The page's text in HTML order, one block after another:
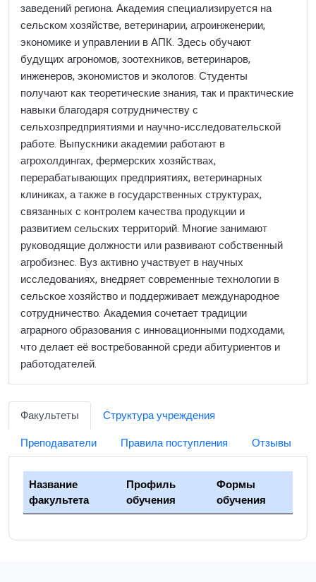
заведений региона. Академия специализируется на
сельском хозяйстве, ветеринарии, агроинженерии,
экономике и управлении в АПК. Здесь обучают
будущих агрономов, зоотехников, ветеринаров,
инженеров, экономистов и экологов. Студенты
получают как теоретические знания, так и практические
навыки благодаря сотрудничеству с
сельхозпредприятиями и научно-исследовательской
работе. Выпускники академии работают в
агрохолдингах, фермерских хозяйствах,
перерабатывающих предприятиях, ветеринарных
клиниках, а также в государственных структурах,
связанных с контролем качества продукции и
развитием сельских территорий. Многие занимают
руководящие должности или развивают собственный
агробизнес. Вуз активно участвует в научных
исследованиях, внедряет современные технологии в
сельское хозяйство и поддерживает международное
сотрудничество. Академия сочетает традиции
аграрного образования с инновационными подходами,
что делает её востребованной среди абитуриентов и
работодателей.
Факультеты
Структура учреждения
Преподаватели
Правила поступления Отзывы
Название
факультета
Профиль
обучения
Формы
обучения